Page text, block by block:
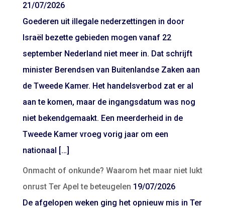
21/07/2026
Goederen uit illegale nederzettingen in door
Israël bezette gebieden mogen vanaf 22
september Nederland niet meer in. Dat schrijft
minister Berendsen van Buitenlandse Zaken aan
de Tweede Kamer. Het handelsverbod zat er al
aan te komen, maar de ingangsdatum was nog
niet bekendgemaakt. Een meerderheid in de
Tweede Kamer vroeg vorig jaar om een
nationaal […]
Onmacht of onkunde? Waarom het maar niet lukt
onrust Ter Apel te beteugelen 19/07/2026
De afgelopen weken ging het opnieuw mis in Ter